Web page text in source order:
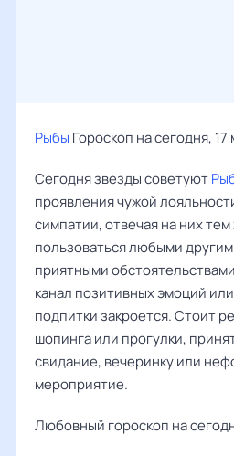
Рыбы Гороскоп на сегодня,
Сегодня звезды советуют
проявления чужой
симпатии, отвечая на них
пользоваться любыми
приятными
канал позитивных эмоций
подпитки закроется. Стоит
шопинга или прогулки,
свидание, вечеринку или
мероприятие.
Любовный гороскоп на